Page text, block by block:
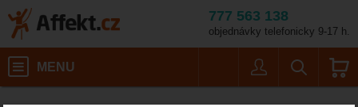
777 563 138
objednávky telefonicky 9-17 h.
MENU
Barva: jasper green /